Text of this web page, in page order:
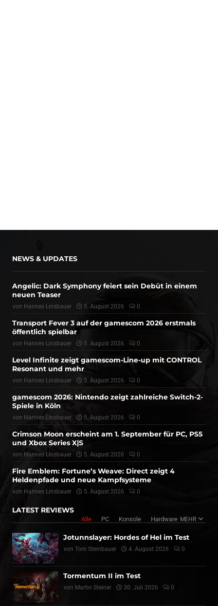
NEWS & UPDATES
Angelic: Dark Symphony feiert sein Debüt in einem
neuen Teaser
von Hannes Linsbauer 5. August 2026 0
Transport Fever 3 auf der gamescom 2026 erstmals
öffentlich spielbar
von Hannes Linsbauer 5. August 2026 0
Level Infinite zeigt gamescom-Line-up mit CONTROL
Resonant und mehr
von Hannes Linsbauer 5. August 2026 0
gamescom 2026: Nintendo zeigt zahlreiche Switch-2-
Spiele in Köln
von Hannes Linsbauer 5. August 2026 0
Crimson Moon erscheint am 1. September für PC, PS5
und Xbox Series X|S
von Hannes Linsbauer 5. August 2026 0
Fire Emblem: Fortune’s Weave: Direct zeigt 4
Heldenpfade und neue Kampfsysteme
von Hannes Linsbauer 5. August 2026 0
LATEST REVIEWS
Alle PC Konsole Hardware MEHR
Jotunnslayer: Hordes of Hel im Test
von Tom Steinbauer 4. August 2026 0
Tormentum II im Test
von Martin Steiner 30. Juli 2026 0